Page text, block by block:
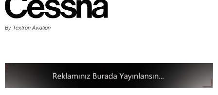
By Textron Aviation